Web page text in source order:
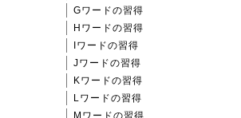
Gワードの習得
Hワードの習得
Iワードの習得
Jワードの習得
Kワードの習得
Lワードの習得
Mワードの習得